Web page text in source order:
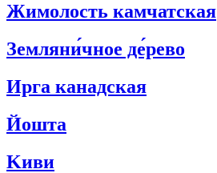
Жимолость камчатская
Земляни́чное де́рево
Ирга канадская
Йошта
Kиви